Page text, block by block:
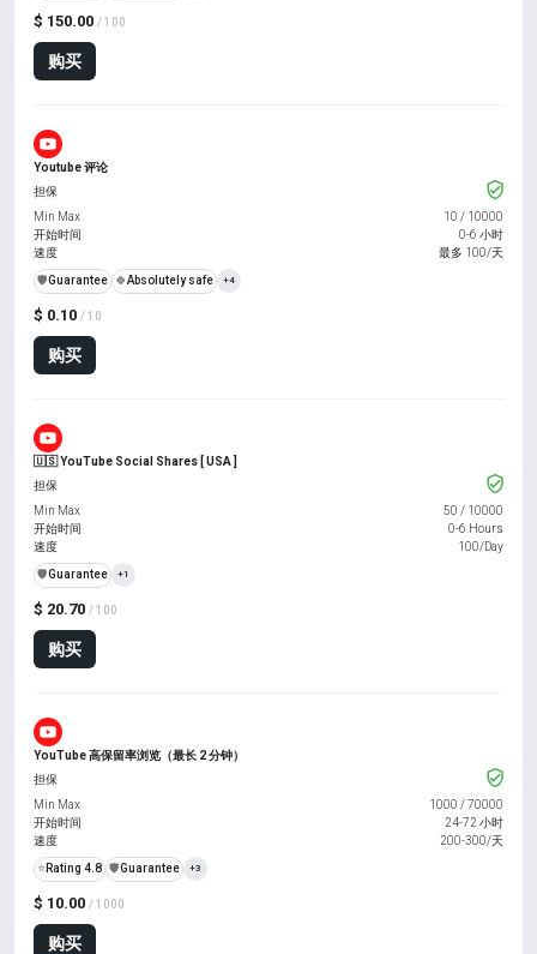
$ 150.00 / 100
购买
Youtube 评论
$ 0.10 / 10
购买
担保
Min Max
10 / 10000
开始时间
0-6 小时
速度
最多 100/天
️🛡️Guarantee 🍀Absolutely safe +4
🇺🇸 YouTube Social Shares [ USA ]
$ 20.70 / 100
购买
担保
Min Max
50 / 10000
开始时间
0-6 Hours
速度
100/Day
️🛡️Guarantee +1
YouTube 高保留率浏览（最长 2 分钟）
$ 10.00 / 1000
购买
担保
Min Max
1000 /70000
开始时间
24-72 小时
速度
200-300/天
⭐ Rating 4.8 ️🛡️Guarantee +3